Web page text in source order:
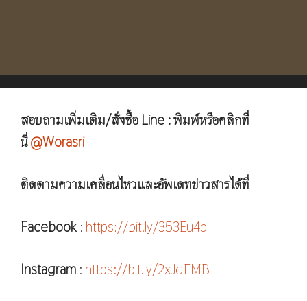
สอบถามเพิ่มเติม/สั่งซื้อ Line : พิมพ์หรือคลิกที่
นี่@Worasri
ติดตามความเคลื่อนไหวและอัพเดทข่าวสารได้ที่
Facebook : https://bit.ly/353Eu4p
Instagram : https://bit.ly/2xJqFMB